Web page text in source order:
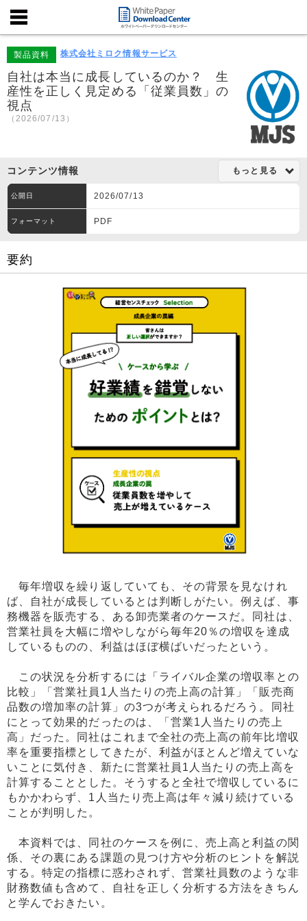
製品資料 株式会社ミロク情報サービス
自社は本当に成長しているのか？ 生
産性を正しく見定める「従業員数」の
視点
（2026/07/13）
コンテンツ情報 もっと見る
公開日 2026/07/13
フォーマット PDF
要約
毎年増収を繰り返していても、その背景を見なけれ
ば、自社が成長しているとは判断しがたい。例えば、事
務機器を販売する、ある卸売業者のケースだ。同社は、
営業社員を大幅に増やしながら毎年20％の増収を達成
しているものの、利益はほぼ横ばいだったという。
この状況を分析するには「ライバル企業の増収率との
比較」「営業社員1人当たりの売上高の計算」「販売商
品数の増加率の計算」の3つが考えられるだろう。同社
にとって効果的だったのは、「営業1人当たりの売上
高」だった。同社はこれまで全社の売上高の前年比増収
率を重要指標としてきたが、利益がほとんど増えていな
いことに気付き、新たに営業社員1人当たりの売上高を
計算することとした。そうすると全社で増収しているに
もかかわらず、1人当たり売上高は年々減り続けている
ことが判明した。
本資料では、同社のケースを例に、売上高と利益の関
係、その裏にある課題の見つけ方や分析のヒントを解説
する。特定の指標に惑わされず、営業社員数のような非
財務数値も含めて、自社を正しく分析する方法をきちん
と学んでおきたい。